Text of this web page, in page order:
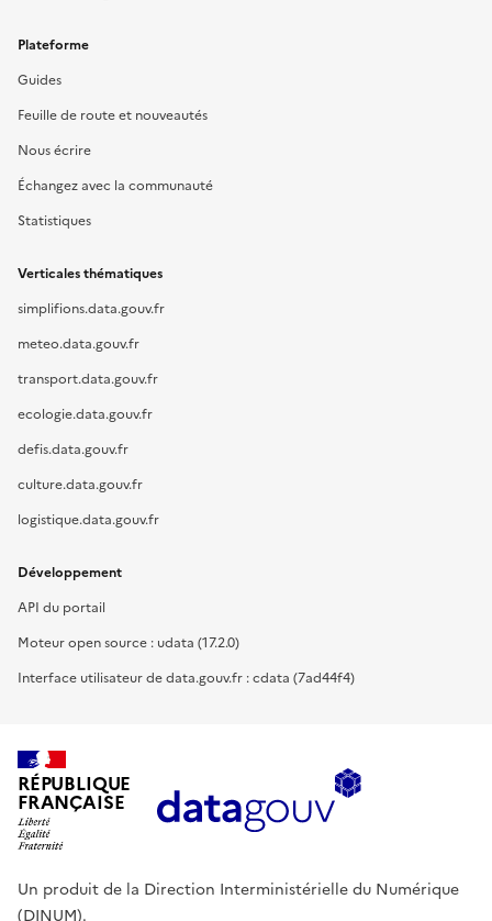
Plateforme
Guides
Feuille de route et nouveautés
Nous écrire
Échangez avec la communauté
Statistiques
Verticales thématiques
simplifions.data.gouv.fr
meteo.data.gouv.fr
transport.data.gouv.fr
ecologie.data.gouv.fr
defis.data.gouv.fr
culture.data.gouv.fr
logistique.data.gouv.fr
Développement
API du portail
Moteur open source : udata (17.2.0)
Interface utilisateur de data.gouv.fr : cdata (7ad44f4)
RÉPUBLIQUE
FRANÇAISE
Un produit de la Direction Interministérielle du Numérique
(DINUM).